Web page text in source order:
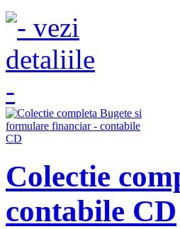
Colectie
contabile CD